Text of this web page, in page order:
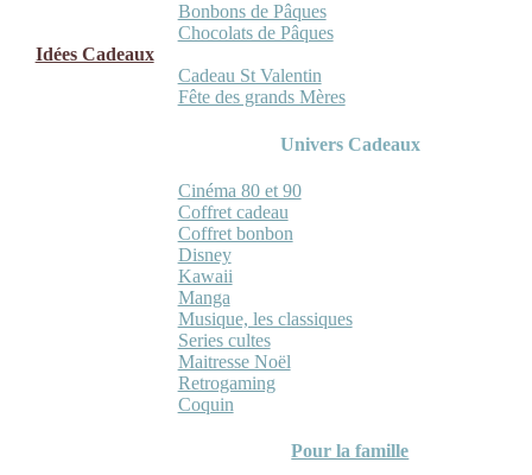
Bonbons de Pâques
Chocolats de Pâques
Idées Cadeaux
Cadeau St Valentin
Fête des grands Mères
Univers Cadeaux
Cinéma 80 et 90
Coffret cadeau
Coffret bonbon
Disney
Kawaii
Manga
Musique, les classiques
Series cultes
Maitresse Noël
Retrogaming
Coquin
Pour la famille